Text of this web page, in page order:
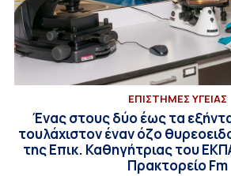
ΕΠΙΣΤΗΜΕΣ ΥΓΕΙΑΣ
Ένας στους δύο έως τα
τουλάχιστον έναν όζο
της Επικ. Καθηγήτριας του
Πρακτορείο Fm